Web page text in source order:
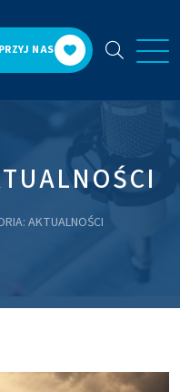
NAS
AKTUALNOŚCI